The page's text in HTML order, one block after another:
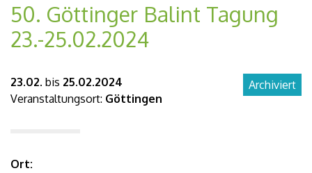
50. Göttinger Balint Tagung
23.-25.02.2024
Archiviert
23.02. bis 25.02.2024
Veranstaltungsort: Göttingen
Ort: